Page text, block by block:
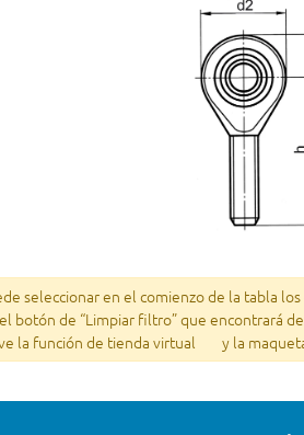
seleccionar en el comienzo de la tabla
botón de “Limpiar filtro” que encontrará
la función de tienda virtual
y la